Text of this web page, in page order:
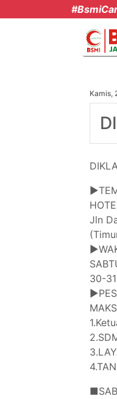
Kamis,
Jln
30-